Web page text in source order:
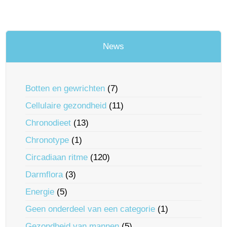
News
Botten en gewrichten (7)
Cellulaire gezondheid (11)
Chronodieet (13)
Chronotype (1)
Circadiaan ritme (120)
Darmflora(3)
Energie (5)
Geen onderdeel van een categorie (1)